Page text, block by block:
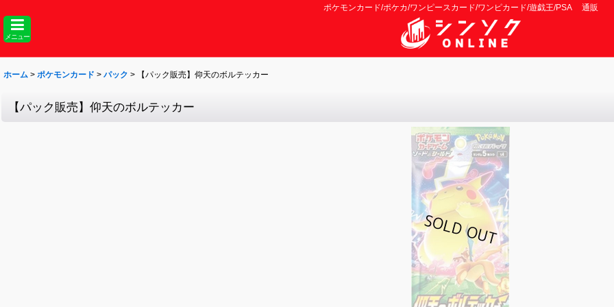
ポケモンカード/ポケカ/ワンピースカード/ワンピカード/遊戯王/PSA 通販
メニュー
ホーム > ポケモンカード > パック > 【パック販売】仰天のボルテッカー
【パック販売】仰天のボルテッカー